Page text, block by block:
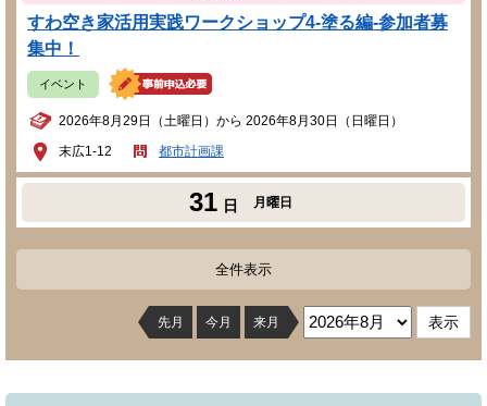
すわ空き家活用実践ワークショップ4-塗る編-参加者募
集中！
イベント
2026年8月29日（土曜日）から 2026年8月30日（日曜日）
末広1-12
都市計画課
31 日 月曜日
全件表示
先月 今月 来月